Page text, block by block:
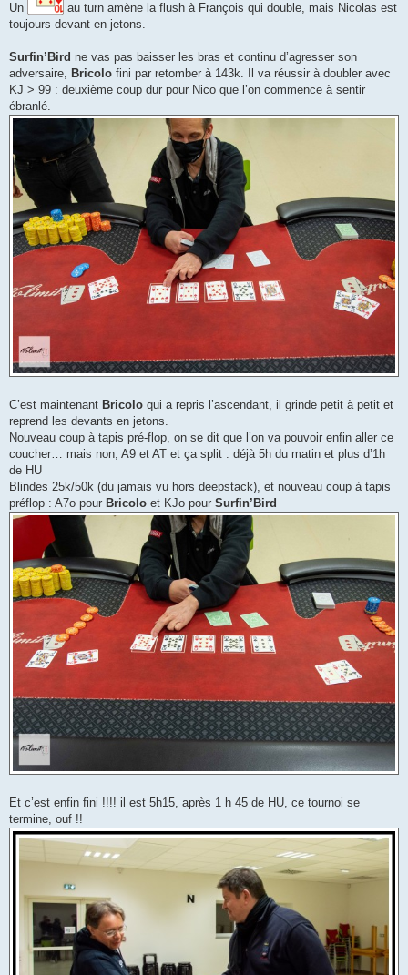
Un
au turn amène la flush à François qui double, mais Nicolas est
toujours devant en jetons.
Surfin’Bird ne vas pas baisser les bras et continu d’agresser son
adversaire, Bricolo fini par retomber à 143k. Il va réussir à doubler avec
KJ > 99 : deuxième coup dur pour Nico que l’on commence à sentir
ébranlé.
C’est maintenant Bricolo qui a repris l’ascendant, il grinde petit à petit et
reprend les devants en jetons.
Nouveau coup à tapis pré-flop, on se dit que l’on va pouvoir enfin aller ce
coucher… mais non, A9 et AT et ça split : déjà 5h du matin et plus d’1h
de HU
Blindes 25k/50k (du jamais vu hors deepstack), et nouveau coup à tapis
préflop : A7o pour Bricolo et KJo pour Surfin’Bird
Et c’est enfin fini !!!! il est 5h15, après 1 h 45 de HU, ce tournoi se
termine, ouf !!